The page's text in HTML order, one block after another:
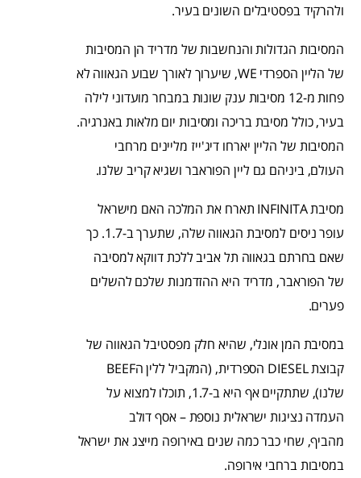
ולהרקיד בפסטיבלים השונים בעיר.
המסיבות הגדולות והנחשבות של מדריד הן המסיבות
של הליין הספרדי WE, שיערוך לאורך שבוע הגאווה לא
פחות מ-12 מסיבות ענק שונות במבחר מועדוני לילה
בעיר, כולל מסיבת בריכה ומסיבות יום מלאות באנרגיה.
המסיבות של הליין יארחו דיג'ייז מליינים מרחבי
העולם, ביניהם גם ליין הפוראבר ושגיא קריב שלנו.
מסיבת INFINITA תארח את המלכה האם מישראל
עופר ניסים למסיבת הגאווה שלה, שתערך ב-1.7. כך
שאם בחרתם בגאווה תל אביב ללכת דווקא למסיבה
של הפוראבר, מדריד היא ההזדמנות שלכם להשלים
פערים.
במסיבת המן אונלי, שהיא חלק מפסטיבל הגאווה של
קבוצת DIESEL הספרדית, (המקביל ללין הBEEF
שלנו), שתתקיים אף היא ב-1.7, תוכלו למצוא על
העמדה נציגות ישראלית נוספת – אסף דולב
מהביף, שחי כבר כמה שנים באירופה מייצג את ישראל
במסיבות ברחבי אירופה.